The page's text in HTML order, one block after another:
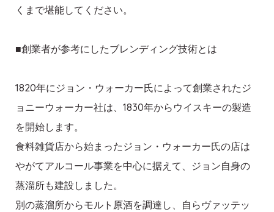
くまで堪能してください。
■創業者が参考にしたブレンディング技術とは
1820年にジョン・ウォーカー氏によって創業されたジ
ョニーウォーカー社は、1830年からウイスキーの製造
を開始します。
食料雑貨店から始まったジョン・ウォーカー氏の店は
やがてアルコール事業を中心に据えて、ジョン自身の
蒸溜所も建設しました。
別の蒸溜所からモルト原酒を調達し、自らヴァッテッ